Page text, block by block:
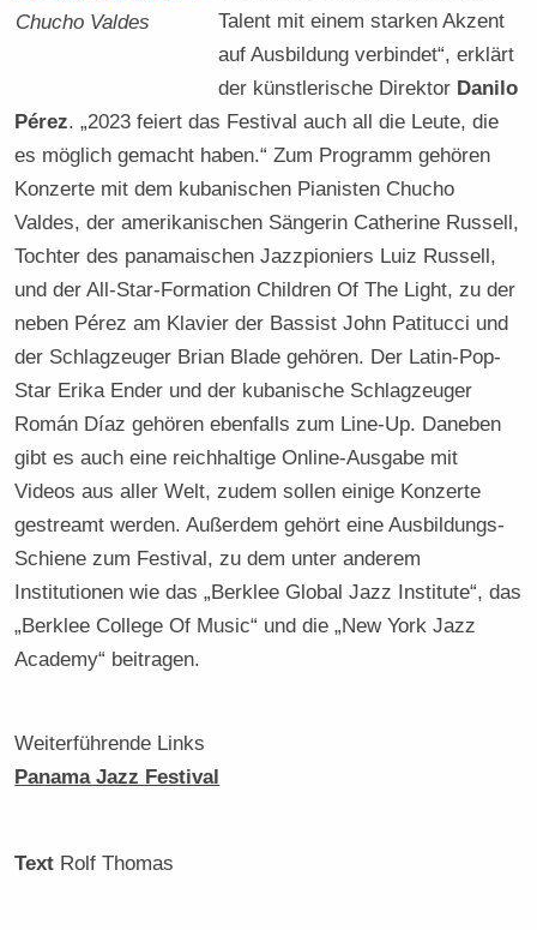
Chucho Valdes
Talent mit einem starken Akzent
auf Ausbildung verbindet“, erklärt
der künstlerische Direktor Danilo
Pérez. „2023 feiert das Festival auch all die Leute, die
es möglich gemacht haben.“ Zum Programm gehören
Konzerte mit dem kubanischen Pianisten Chucho
Valdes, der amerikanischen Sängerin Catherine Russell,
Tochter des panamaischen Jazzpioniers Luiz Russell,
und der All-Star-Formation Children Of The Light, zu der
neben Pérez am Klavier der Bassist John Patitucci und
der Schlagzeuger Brian Blade gehören. Der Latin-Pop-
Star Erika Ender und der kubanische Schlagzeuger
Román Díaz gehören ebenfalls zum Line-Up. Daneben
gibt es auch eine reichhaltige Online-Ausgabe mit
Videos aus aller Welt, zudem sollen einige Konzerte
gestreamt werden. Außerdem gehört eine Ausbildungs-
Schiene zum Festival, zu dem unter anderem
Institutionen wie das „Berklee Global Jazz Institute“, das
„Berklee College Of Music“ und die „New York Jazz
Academy“ beitragen.
Weiterführende Links
Panama Jazz Festival
Text Rolf Thomas